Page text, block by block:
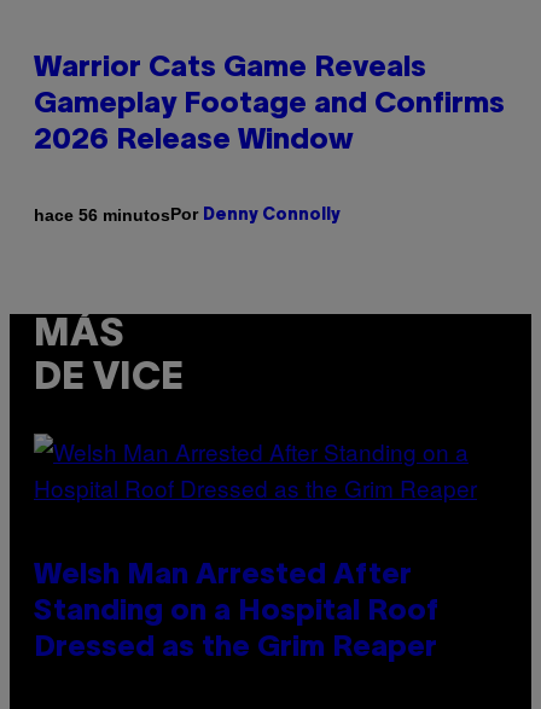
Warrior Cats Game Reveals
Gameplay Footage and Confirms
2026 Release Window
hace 56 minutosPor Denny Connolly
MÁS
DE VICE
Welsh Man Arrested After
Standing on a Hospital Roof
Dressed as the Grim Reaper